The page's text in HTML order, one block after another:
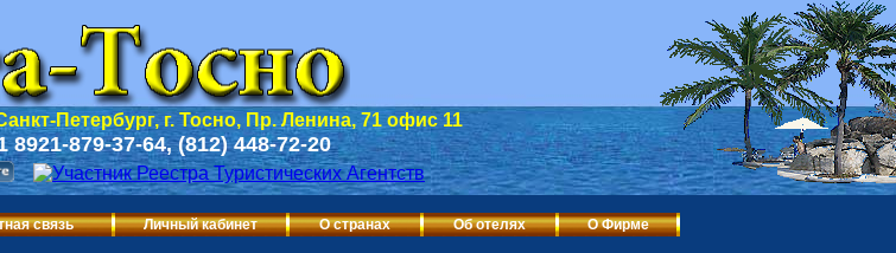
Петербург, г. Тосно, Пр. Ленина, 71 офис 11
8921-879-37-64, (812) 448-72-20
связь Личный кабинет О странах Об отелях О Фирме